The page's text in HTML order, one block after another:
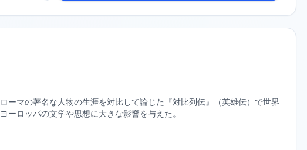
ーマの著名な人物の生涯を対比して論じた『対比列伝』（英雄伝）で世界
ーロッパの文学や思想に大きな影響を与えた。